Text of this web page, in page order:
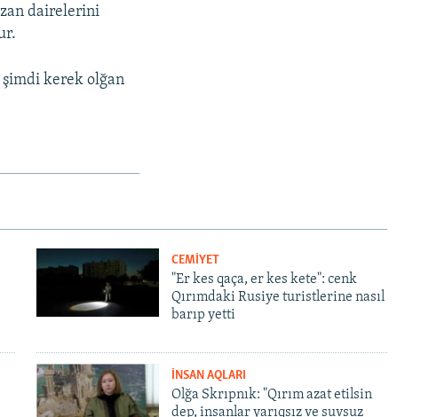
dairelerini
şimdi kerek olğan
CEMİYET
"Er kes qaça, er kes kete": cenk
Qırımdaki Rusiye turistlerine nasıl
barıp yetti
İNSAN AQLARI
Olğa Skrıpnık: "Qırım azat etilsin
dep, insanlar yarıqsız ve suvsuz